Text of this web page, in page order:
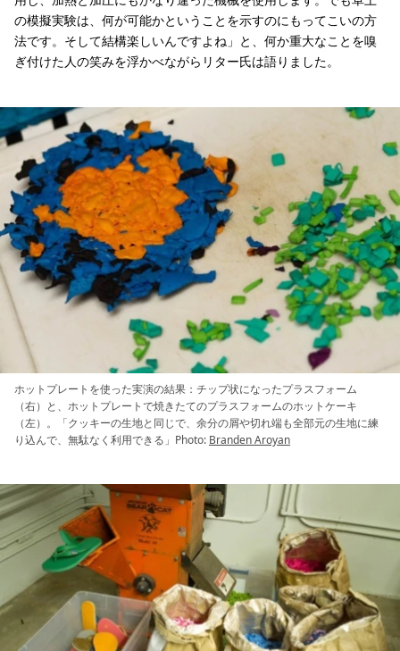
の模擬実験は、何が可能かということを示すのにもってこいの方
法です。そして結構楽しいんですよね」と、何か重大なことを嗅
ぎ付けた人の笑みを浮かべながらリター氏は語りました。
ホットプレートを使った実演の結果：チップ状になったプラスフォーム
（右）と、ホットプレートで焼きたてのプラスフォームのホットケーキ
（左）。「クッキーの生地と同じで、余分の屑や切れ端も全部元の生地に練
り込んで、無駄なく利用できる」Photo: Branden Aroyan